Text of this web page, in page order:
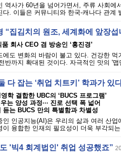
역사가 60년을 넘어가면서, 주류 사회
다. 이들은 커뮤니티와 한국-캐나다 관계
“집김치의 원조, 세계화에 앞장섭
회사 CEO 겸 방송인 ‘홍진경’
에도 변화의 바람이 불고 있다. 건강한
반까지 확대된 것이다. 자극적인 맛의 '맵
다 잡는 ‘취업 치트키’ 학과가 있
학 결합한 UBC의 ‘BUCS 프로그램’
는 양성 과정··· 진로 선택 폭 넓어
듣는 BUCS 만의 특별함과 차별성
인 인공지능(AI)은 우리의 삶과 여러 산
이 융합한 인재의 필요성이 더욱 부각되
'빅4 회계법인' 취업 성공했죠”